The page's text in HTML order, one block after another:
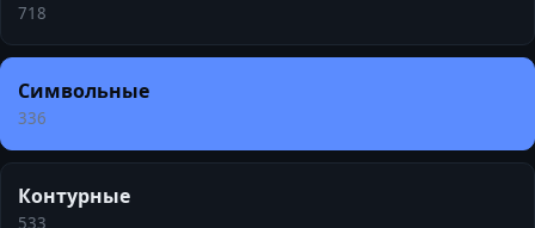
718
Символьные
336
Контурные
533